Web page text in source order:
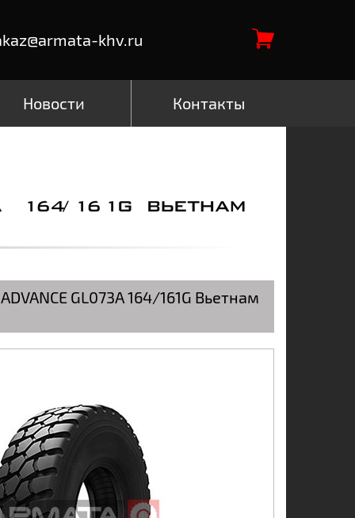
khv.ru
Новости Контакты
164/161G ВЬЕТНАМ
GL073A 164/161G Вьетнам